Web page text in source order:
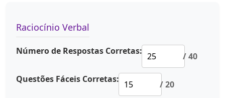
Raciocínio Verbal
Número de Respostas Corretas: / 40
Questões Fáceis Corretas: / 20